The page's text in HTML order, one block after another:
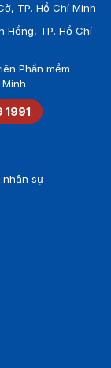
TP. Hồ Chí Minh
Hồng, TP. Hồ Chí
Phần mềm
1991
nhân sự